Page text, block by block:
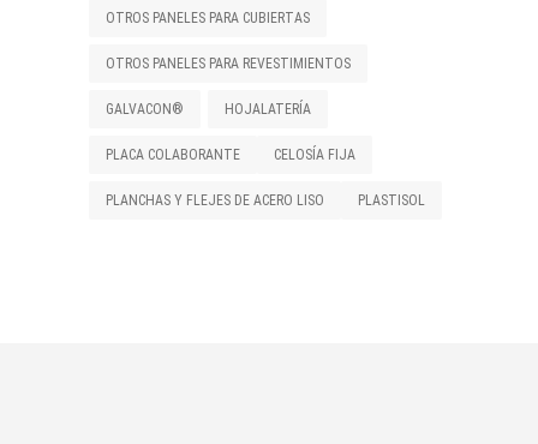
OTROS PANELES PARA CUBIERTAS
OTROS PANELES PARA REVESTIMIENTOS
GALVACON® HOJALATERÍA
PLACA COLABORANTE CELOSÍA FIJA
PLANCHAS Y FLEJES DE ACERO LISO PLASTISOL